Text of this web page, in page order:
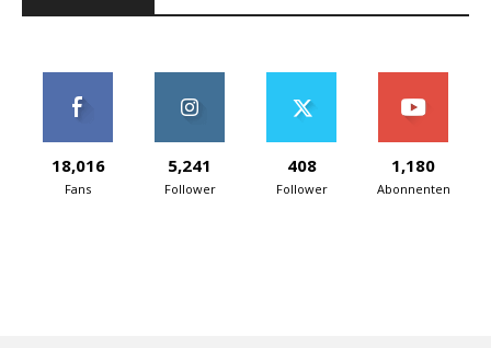
18,016
Fans
5,241
Follower
408
Follower
1,180
Abonnenten